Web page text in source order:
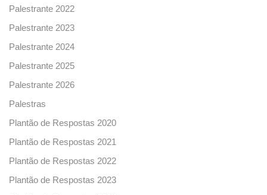
Palestrante 2022
Palestrante 2023
Palestrante 2024
Palestrante 2025
Palestrante 2026
Palestras
Plantão de Respostas 2020
Plantão de Respostas 2021
Plantão de Respostas 2022
Plantão de Respostas 2023